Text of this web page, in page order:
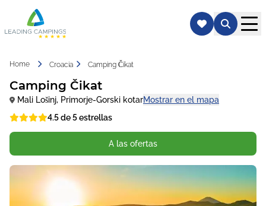
Home Croacia Camping Čikat
Camping Čikat
Mali Lošinj, Primorje-Gorski kotarMostrar en el mapa
4.5 de 5 estrellas
A las ofertas